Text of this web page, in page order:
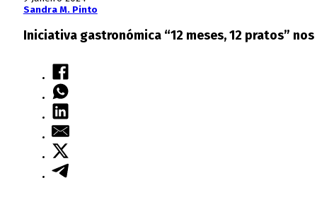
Sandra M. Pinto
Iniciativa gastronómica “12 meses, 12 pratos”